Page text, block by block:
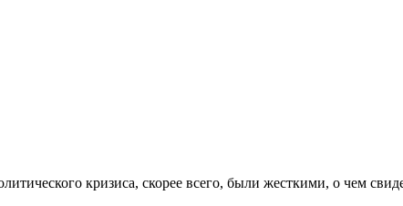
кризиса, скорее всего, были жесткими, о чем